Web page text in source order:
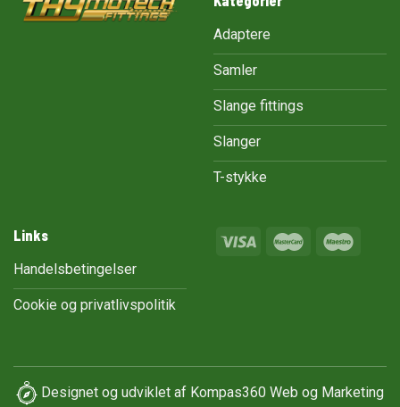
Adaptere
Samler
Slange fittings
Slanger
T-stykke
Links
Handelsbetingelser
Cookie og privatlivspolitik
Designet og udviklet af Kompas360 Web og Marketing